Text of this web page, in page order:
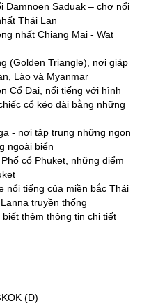
Damnoen Saduak – chợ nổi
Thái Lan
nhất Chiang Mai - Wat
(Golden Triangle), nơi giáp
Lào và Myanmar
Cổ Đại, nổi tiếng với hình
cổ kéo dài bằng những
- nơi tập trung những ngọn
ngoài biển
cổ Phuket, những điểm
nổi tiếng của miền bắc Thái
truyền thống
thêm thông tin chi tiết
(D)